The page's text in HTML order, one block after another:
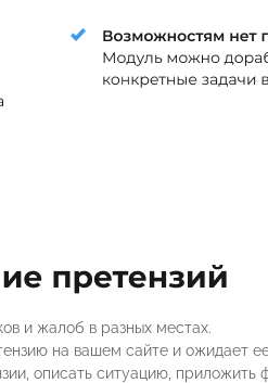
и жалоб в разных местах.
на вашем сайте и ожидает
описать ситуацию, приложить